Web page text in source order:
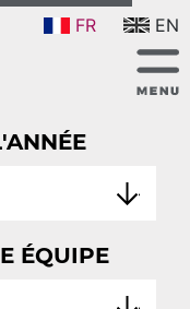
FR EN
ÉQUIPE